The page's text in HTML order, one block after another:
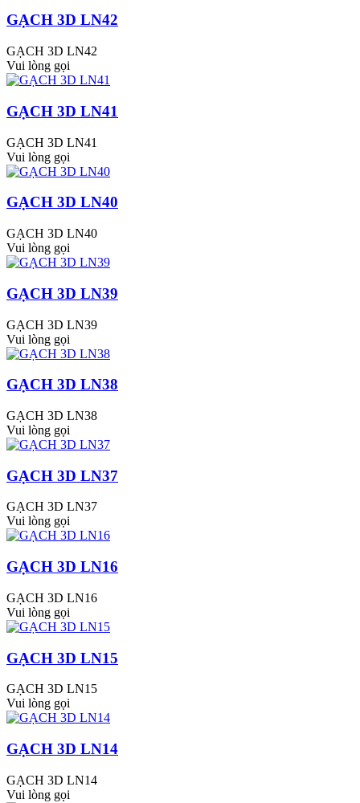
GẠCH 3D LN42
GẠCH 3D LN42
Vui lòng gọi
GẠCH 3D LN41
GẠCH 3D LN41
Vui lòng gọi
GẠCH 3D LN40
GẠCH 3D LN40
Vui lòng gọi
GẠCH 3D LN39
GẠCH 3D LN39
Vui lòng gọi
GẠCH 3D LN38
GẠCH 3D LN38
Vui lòng gọi
GẠCH 3D LN37
GẠCH 3D LN37
Vui lòng gọi
GẠCH 3D LN16
GẠCH 3D LN16
Vui lòng gọi
GẠCH 3D LN15
GẠCH 3D LN15
Vui lòng gọi
GẠCH 3D LN14
GẠCH 3D LN14
Vui lòng gọi